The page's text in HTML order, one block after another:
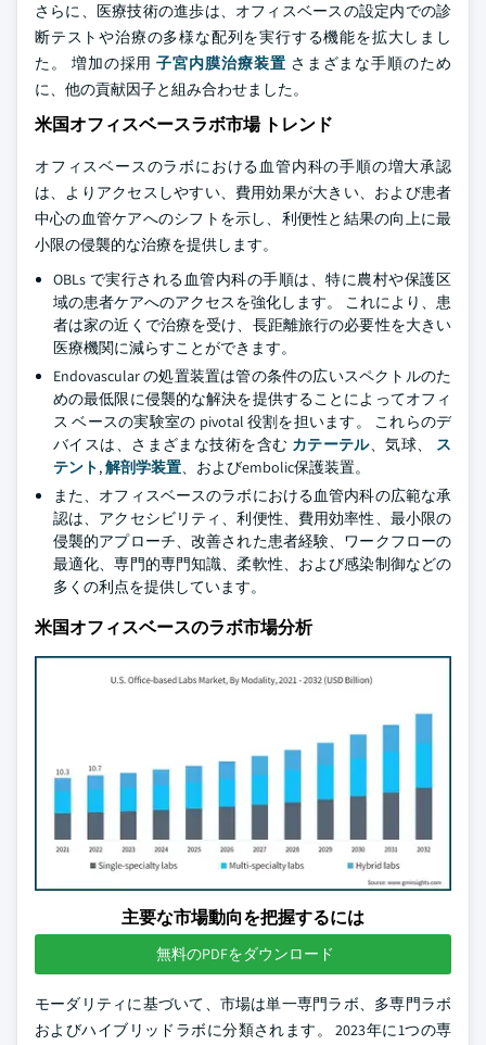
さらに、医療技術の進歩は、オフィスベースの設定内での診
断テストや治療の多様な配列を実行する機能を拡大しまし
た。 増加の採用子宮内膜治療装置 さまざまな手順のため
に、他の貢献因子と組み合わせました。
米国オフィスベースラボ市場 トレンド
オフィスベースのラボにおける血管内科の手順の増大承認
は、よりアクセスしやすい、費用効果が大きい、および患者
中心の血管ケアへのシフトを示し、利便性と結果の向上に最
小限の侵襲的な治療を提供します。
OBLs で実行される血管内科の手順は、特に農村や保護区
域の患者ケアへのアクセスを強化します。 これにより、患
者は家の近くで治療を受け、長距離旅行の必要性を大きい
医療機関に減らすことができます。
Endovascular の処置装置は管の条件の広いスペクトルのた
めの最低限に侵襲的な解決を提供することによってオフィ
ス ベースの実験室の pivotal 役割を担います。 これらのデ
バイスは、さまざまな技術を含む カテーテル、気球、 ス
テント,解剖学装置、およびembolic保護装置。
また、オフィスベースのラボにおける血管内科の広範な承
認は、アクセシビリティ、利便性、費用効率性、最小限の
侵襲的アプローチ、改善された患者経験、ワークフローの
最適化、専門的専門知識、柔軟性、および感染制御などの
多くの利点を提供しています。
米国オフィスベースのラボ市場分析
主要な市場動向を把握するには
無料のPDFをダウンロード
モーダリティに基づいて、市場は単一専門ラボ、多専門ラボ
およびハイブリッドラボに分類されます。 2023年に1つの専